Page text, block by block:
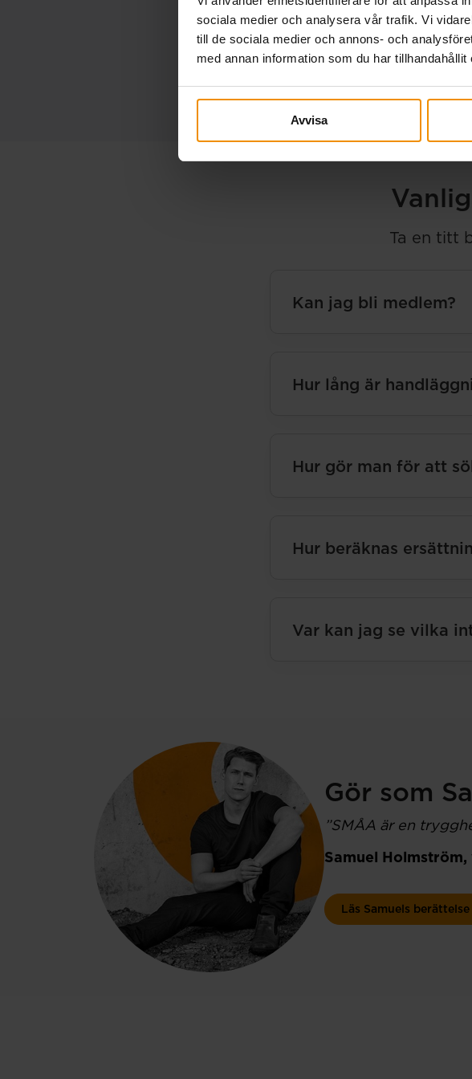
sociala medier och analysera vår trafik. Vi
till de sociala medier och annons- och
med annan information som du har
Avvisa
Ta en titt
Kan jag bli medlem?
Hur lång är
Hur gör man för att
Hur beräknas
Var kan jag se vilka
Gör som
”SMÅA är en
Samuel
Läs Samuels berättelse